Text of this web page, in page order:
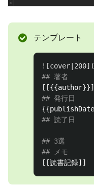
テンプレート
![cover|200](
## 著者
## 発行日
## 読了日
## 3選
## メモ